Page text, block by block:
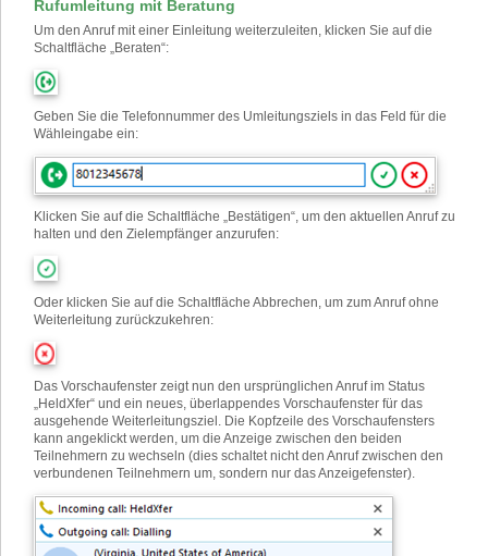
Rufumleitung mit Beratung
Um den Anruf mit einer Einleitung weiterzuleiten, klicken Sie auf die
Schaltfläche „Beraten“:
Geben Sie die Telefonnummer des Umleitungsziels in das Feld für die
Wähleingabe ein:
Klicken Sie auf die Schaltfläche „Bestätigen“, um den aktuellen Anruf zu
halten und den Zielempfänger anzurufen:
Oder klicken Sie auf die Schaltfläche Abbrechen, um zum Anruf ohne
Weiterleitung zurückzukehren:
Das Vorschaufenster zeigt nun den ursprünglichen Anruf im Status
„HeldXfer“ und ein neues, überlappendes Vorschaufenster für das
ausgehende Weiterleitungsziel. Die Kopfzeile des Vorschaufensters
kann angeklickt werden, um die Anzeige zwischen den beiden
Teilnehmern zu wechseln (dies schaltet nicht den Anruf zwischen den
verbundenen Teilnehmern um, sondern nur das Anzeigefenster).